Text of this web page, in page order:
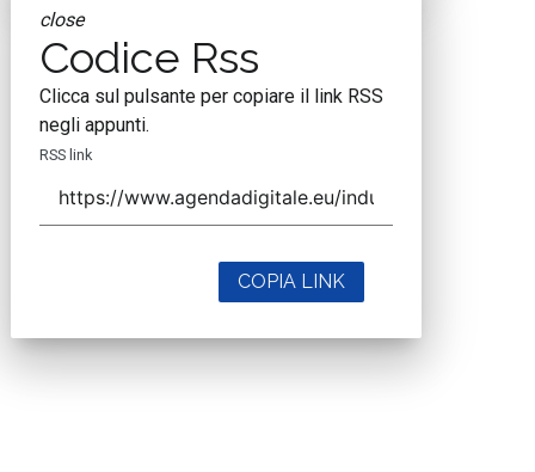
close
Codice Rss
Clicca sul pulsante per copiare il link RSS
negli appunti.
RSS link
COPIA LINK